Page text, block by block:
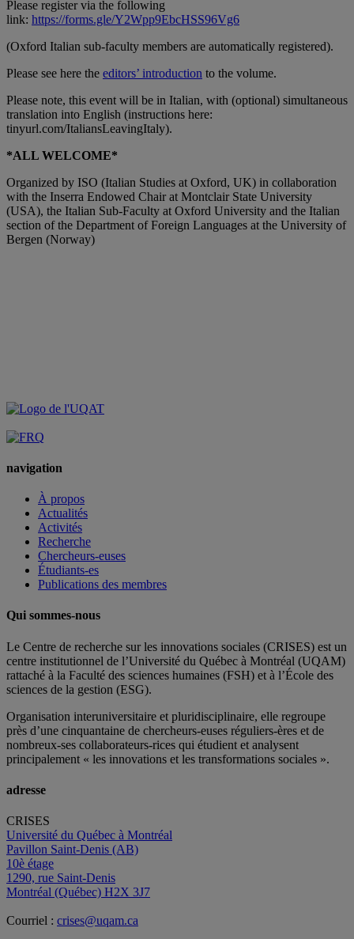
Please register via the following
link: https://forms.gle/Y2Wpp9EbcHSS96Vg6
(Oxford Italian sub-faculty members are automatically registered).
Please see here the editors’ introduction to the volume.
Please note, this event will be in Italian, with (optional) simultaneous
translation into English (instructions here:
tinyurl.com/ItaliansLeavingItaly).
*ALL WELCOME*
Organized by ISO (Italian Studies at Oxford, UK) in collaboration
with the Inserra Endowed Chair at Montclair State University
(USA), the Italian Sub-Faculty at Oxford University and the Italian
section of the Department of Foreign Languages at the University of
Bergen (Norway)
navigation
À propos
Actualités
Activités
Recherche
Chercheurs-euses
Étudiants-es
Publications des membres
Qui sommes-nous
Le Centre de recherche sur les innovations sociales (CRISES) est un
centre institutionnel de l’Université du Québec à Montréal (UQAM)
rattaché à la Faculté des sciences humaines (FSH) et à l’École des
sciences de la gestion (ESG).
Organisation interuniversitaire et pluridisciplinaire, elle regroupe
près d’une cinquantaine de chercheurs-euses réguliers-ères et de
nombreux-ses collaborateurs-rices qui étudient et analysent
principalement « les innovations et les transformations sociales ».
adresse
CRISES
Université du Québec à Montréal
Pavillon Saint-Denis (AB)
10è étage
1290, rue Saint-Denis
Montréal (Québec) H2X 3J7
Courriel : crises@uqam.ca